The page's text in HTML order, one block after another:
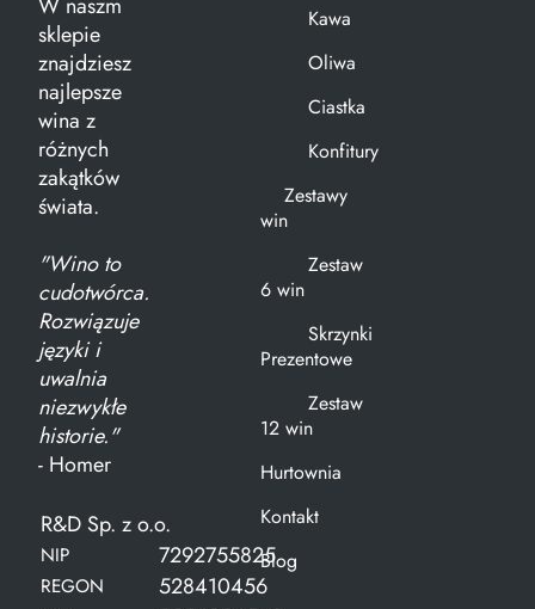
sklepie
znajdziesz
najlepsze
wina z
różnych
zakątków
świata.
"Wino to
cudotwórca.
Rozwiązuje
języki i
uwalnia
niezwykłe
historie."
- Homer
R&D Sp. z o.o.
NIP 7292755825
REGON 528410456
Kawa
Oliwa
Ciastka
Konfitury
Zestawy
win
Zestaw
6 win
Skrzynki
Prezentowe
Zestaw
12 win
Hurtownia
Kontakt
Blog